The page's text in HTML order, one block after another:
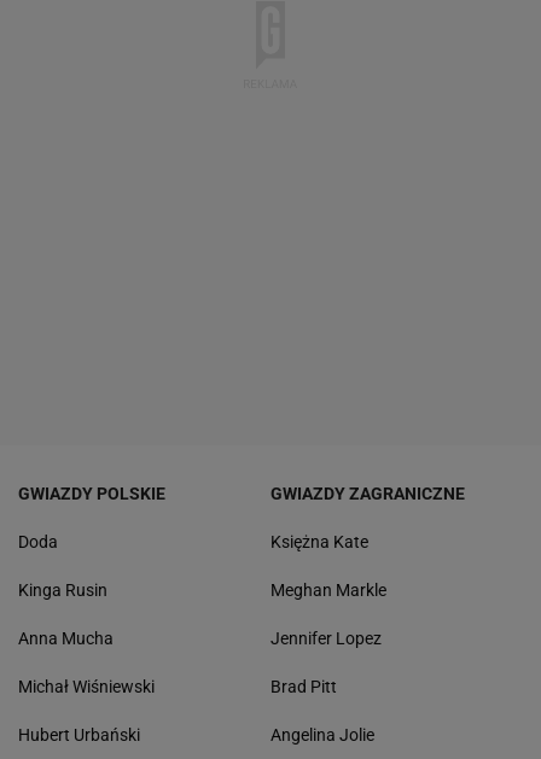
GWIAZDY POLSKIE
Doda
Kinga Rusin
Anna Mucha
Michał Wiśniewski
Hubert Urbański
GWIAZDY ZAGRANICZNE
Księżna Kate
Meghan Markle
Jennifer Lopez
Brad Pitt
Angelina Jolie